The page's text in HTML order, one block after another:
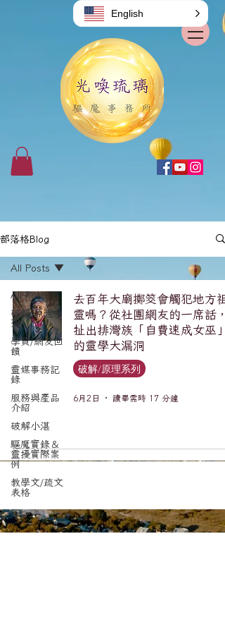
部落格Blog
All Posts
破解/原理系
列
學員/網友回
饋
靈媒事務記
錄
服務與產品
介紹
破解小湛
驅魔實錄＆
靈擾實際案
例
教學文/疏文
表格
All Posts
去百年大廟擲筊會觸犯地方祖
靈嗎？從社團網友的一席話，
扯出排灣族「自費速成女巫」
的靈學大漏洞
破解/原理系列
6月2日 讀畢需時 17 分鐘
English